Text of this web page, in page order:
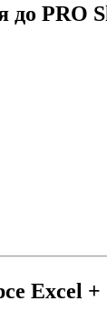
до PRO
Excel